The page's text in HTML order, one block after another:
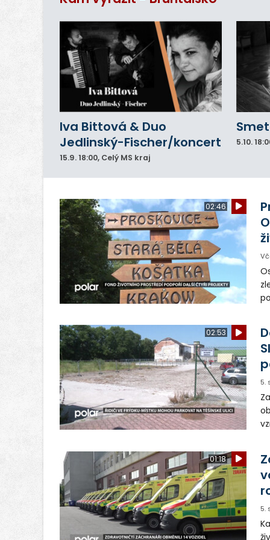
Iva Bittová & Duo
Jedlinský-Fischer/koncert
15.9.18:00, Celý MS kraj
5.10.
02:46
02:53
5.
01:18
5.